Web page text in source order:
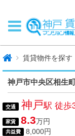
賃貸物件を探す
神戸市中央区相生
交通 神戸駅 徒歩
家賃 8.3万円
共益費 8,000円